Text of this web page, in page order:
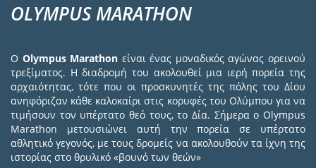
OLYMPUS MARATHON
Ο Olympus Marathon είναι ένας μοναδικός αγώνας ορεινού
τρεξίματος. Η διαδρομή του ακολουθεί μια ιερή πορεία της
αρχαιότητας, τότε που οι προσκυνητές της πόλης του Δίου
ανηφόριζαν κάθε καλοκαίρι στις κορυφές του Ολύμπου για να
τιμήσουν τον υπέρτατο θεό τους, το Δία. Σήμερα ο Olympus
Marathon μετουσιώνει αυτή την πορεία σε υπέρτατο
αθλητικό γεγονός, με τους δρομείς να ακολουθούν τα ίχνη της
ιστορίας στο θρυλικό «βουνό των θεών»